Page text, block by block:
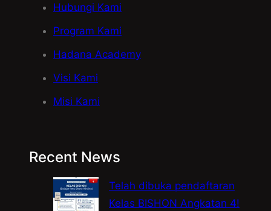
Hubungi Kami
Program Kami
Hadana Academy
Visi Kami
Misi Kami
Recent News
Telah dibuka pendaftaran
Kelas BISHON Angkatan 4!